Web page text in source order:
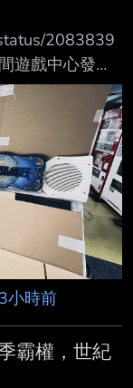
2083839
遊戲中心發公
Nostalgia給撤
2084232
現存數量很少
呼籲說要保留
3小時前
霸權，世紀